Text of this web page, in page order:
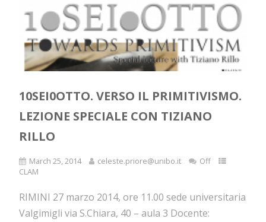
10SEI0OTTO. VERSO IL PRIMITIVISMO.
LEZIONE SPECIALE CON TIZIANO
RILLO
March 25, 2014 celeste.priore@unibo.it
Off
CLAM
RIMINI 27 marzo 2014, ore 11.00 sede universitaria
Valgimigli via S.Chiara, 40 – aula 3 Docente: